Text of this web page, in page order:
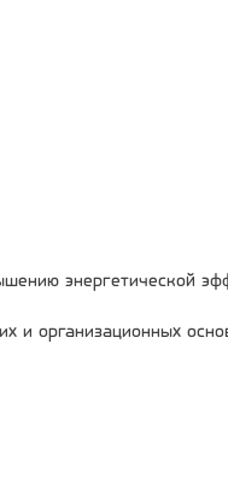
энергетической
и организационных